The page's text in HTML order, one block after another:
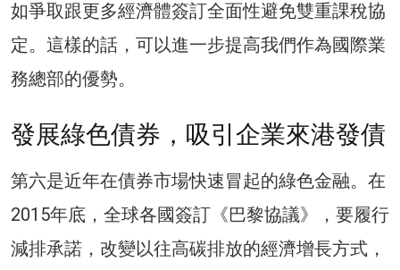
如爭取跟更多經濟體簽訂全面性避免雙重課稅協
定。這樣的話，可以進一步提高我們作為國際業
務總部的優勢。
發展綠色債券，吸引企業來港發債
第六是近年在債券市場快速冒起的綠色金融。在
2015年底，全球各國簽訂《巴黎協議》，要履行
減排承諾，改變以往高碳排放的經濟增長方式，